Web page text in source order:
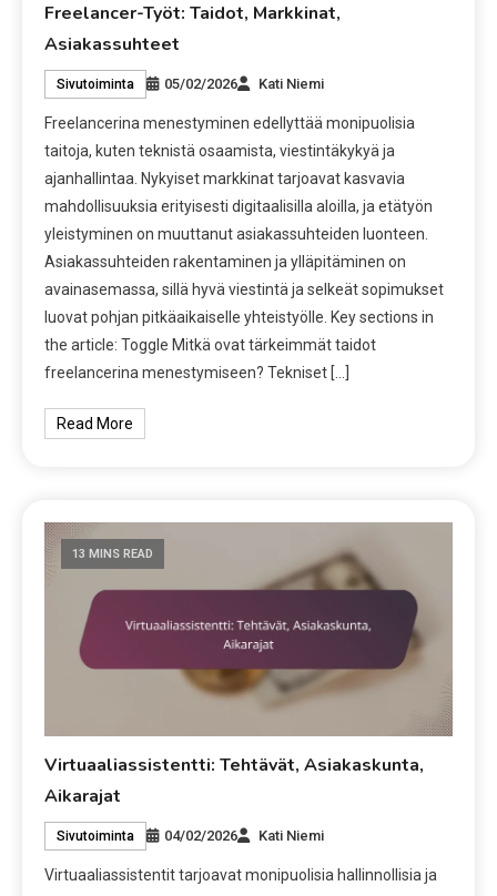
Freelancer-Työt: Taidot, Markkinat,
Asiakassuhteet
Sivutoiminta 05/02/2026 Kati Niemi
Freelancerina menestyminen edellyttää monipuolisia
taitoja, kuten teknistä osaamista, viestintäkykyä ja
ajanhallintaa. Nykyiset markkinat tarjoavat kasvavia
mahdollisuuksia erityisesti digitaalisilla aloilla, ja etätyön
yleistyminen on muuttanut asiakassuhteiden luonteen.
Asiakassuhteiden rakentaminen ja ylläpitäminen on
avainasemassa, sillä hyvä viestintä ja selkeät sopimukset
luovat pohjan pitkäaikaiselle yhteistyölle. Key sections in
the article: Toggle Mitkä ovat tärkeimmät taidot
freelancerina menestymiseen? Tekniset […]
Read More
13 MINS READ
Virtuaaliassistentti: Tehtävät, Asiakaskunta,
Aikarajat
Sivutoiminta 04/02/2026 Kati Niemi
Virtuaaliassistentit tarjoavat monipuolisia hallinnollisia ja